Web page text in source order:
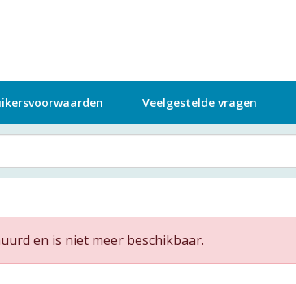
Veelgestelde vragen
en is niet meer beschikbaar.